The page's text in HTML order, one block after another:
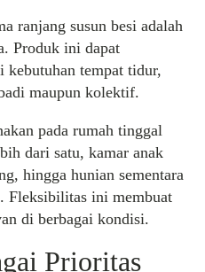
ranjang susun besi adalah
Produk ini dapat
kebutuhan tempat tidur,
maupun kolektif.
pada rumah tinggal
dari satu, kamar anak
hingga hunian sementara
Fleksibilitas ini membuat
di berbagai kondisi.
Prioritas